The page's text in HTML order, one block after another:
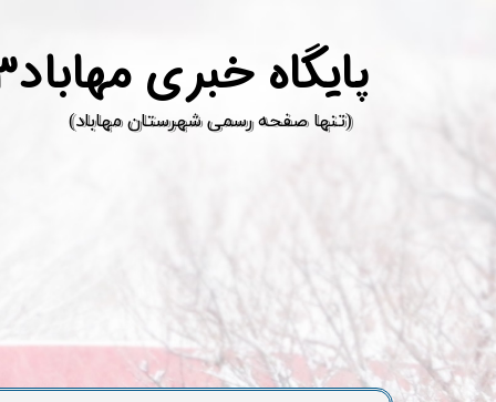
پ
​(تنها صفحه رسمی شهرستان مهاباد)